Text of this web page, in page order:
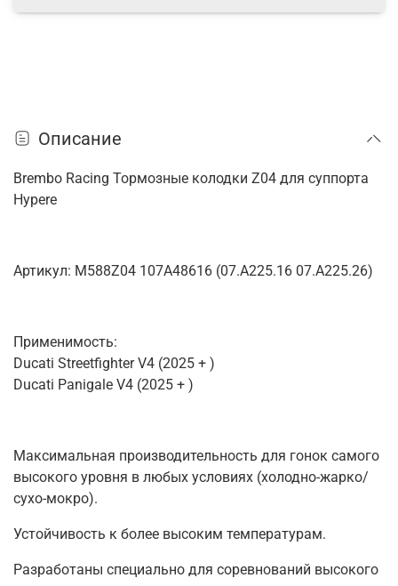
Описание
Brembo Racing Тормозные колодки Z04 для суппорта
Hypere
Артикул: M588Z04 107A48616 (07.A225.16 07.A225.26)
Применимость:
Ducati Streetfighter V4 (2025 + )
Ducati Panigale V4 (2025 + )
Максимальная производительность для гонок самого
высокого уровня в любых условиях (холодно-жарко/
сухо-мокро).
Устойчивость к более высоким температурам.
Разработаны специально для соревнований высокого